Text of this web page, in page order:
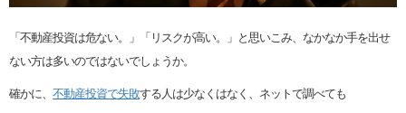
「不動産投資は危ない。」「リスクが高い。」と思いこみ、なかなか手を出せ
ない方は多いのではないでしょうか。
確かに、 不動産投資で失敗する人は少なくはなく、ネットで調べても